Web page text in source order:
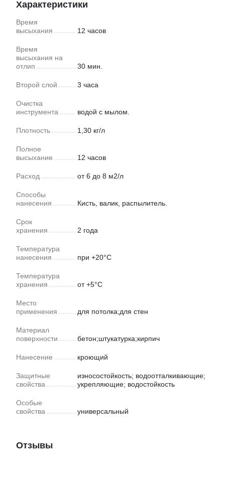
Характеристики
Время
высыхания
12 часов
Время
высыхания на
отлип
30 мин.
Второй слой 3 часа
Очистка
инструмента
водой с мылом.
Плотность 1,30 кг/л
Полное
высыхание
12 часов
Расход от 6 до 8 м2/л
Способы
нанесения
Кисть, валик, распылитель.
Срок
хранения
2 года
Температура
нанесения
при +20°С
Температура
хранения
от +5°С
Место
применения
для потолка;для стен
Материал
поверхности
бетон;штукатурка;кирпич
Нанесение кроющий
Защитные
свойства
износостойкость; водоотталкивающие;
укрепляющие; водостойкость
Особые
свойства
универсальный
Отзывы